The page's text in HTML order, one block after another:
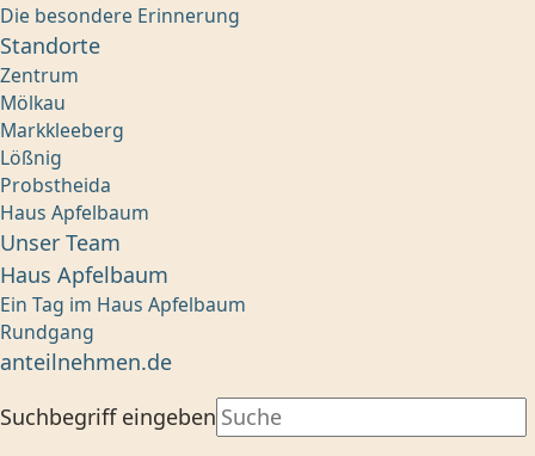
Die besondere Erinnerung
Standorte
Zentrum
Mölkau
Markkleeberg
Lößnig
Probstheida
Haus Apfelbaum
Unser Team
Haus Apfelbaum
Ein Tag im Haus Apfelbaum
Rundgang
anteilnehmen.de
Suchbegriff eingeben